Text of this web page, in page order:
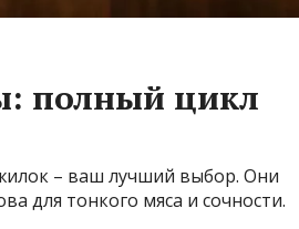
полный цикл
– ваш лучший выбор. Они
для тонкого мяса и сочности.